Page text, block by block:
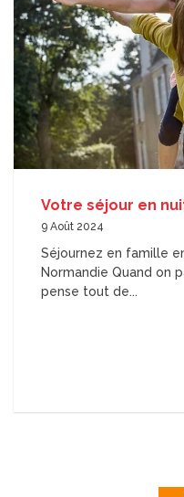
Votre séjour en
9 Août 2024
Séjournez en famille
Normandie Quand on
pense tout de...